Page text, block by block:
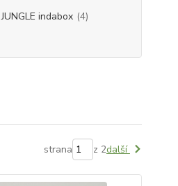
JUNGLE indabox (4)
strana z 2další